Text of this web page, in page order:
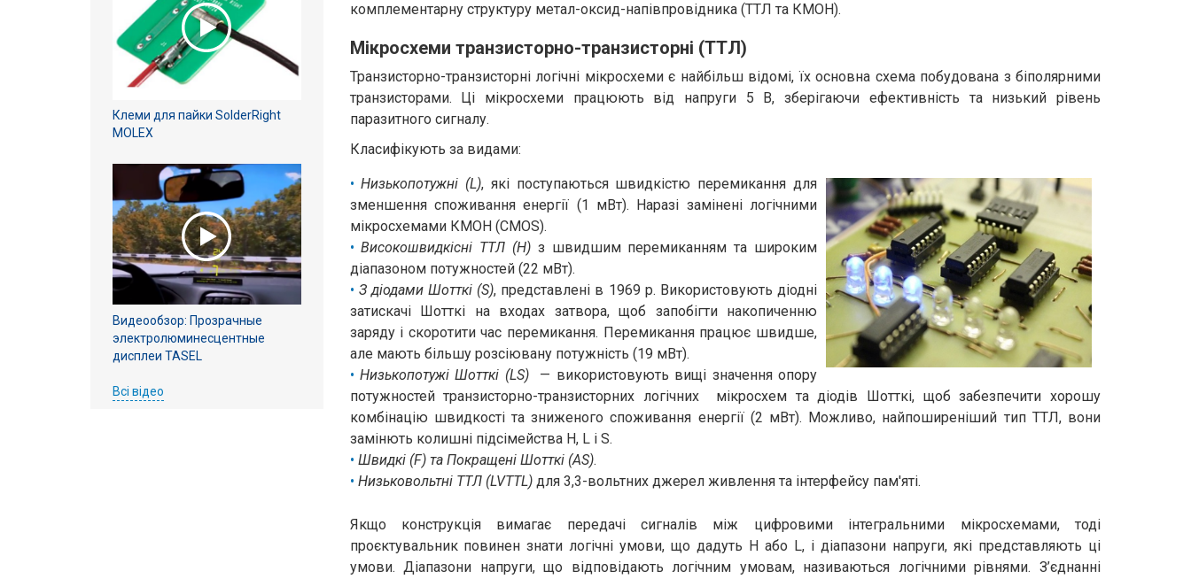
комплементарну структуру метал-оксид-напівпровідника (ТТЛ та КМОН).
Мікросхеми транзисторно-транзисторні (TTЛ)
Транзисторно-транзисторні логічні мікросхеми є найбільш відомі, їх основна схема побудована з біполярними
транзисторами. Ці мікросхеми працюють від напруги 5 В, зберігаючи ефективність та низький рівень
паразитного сигналу.
Класифікують за видами:
Низькопотужні (L), які поступаються швидкістю перемикання для
зменшення споживання енергії (1 мВт). Наразі замінені логічними
мікросхемами КМОН (CMOS).
Високошвидкісні TTЛ (H)з швидшим перемиканням та широким
діапазоном потужностей (22 мВт).
З діодами Шотткі (S), представлені в 1969 р. Використовують діодні
затискачі Шотткі на входах затвора, щоб запобігти накопиченню
заряду і скоротити час перемикання. Перемикання працює швидше,
але мають більшу розсіювану потужність (19 мВт).
Низькопотужі Шотткі (LS)— використовують вищі значення опору
потужностей транзисторно-транзисторних логічних мікросхем та діодів Шотткі, щоб забезпечити хорошу
комбінацію швидкості та зниженого споживання енергії (2 мВт). Можливо, найпоширеніший тип ТТЛ, вони
замінють колишні підсімейства H, L і S.
Швидкі (F) та Покращені Шотткі (AS).
Низьковольтні TTЛ (LVTTL)для 3,3-вольтних джерел живлення та інтерфейсу пам'яті.
Якщо конструкція вимагає передачі сигналів між цифровими інтегральними мікросхемами, тоді
проєктувальник повинен знати логічні умови, що дадуть H або L, і діапазони напруги, які представляють ці
умови. Діапазони напруги, що відповідають логічним умовам, називаються логічними рівнями. З’єднанні
Клеми для пайки SolderRight
MOLEX
Видеообзор: Прозрачные
электролюминесцентные
дисплеи TASEL
Всі відео